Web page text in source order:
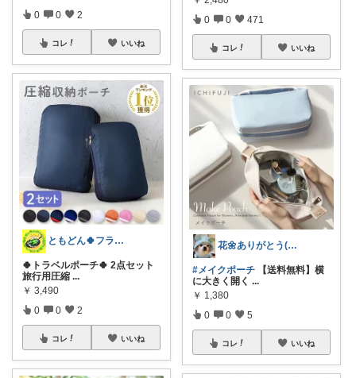
0 0 2
コレ いいね
ともどん🍀フライパン料理ある暮らし🍳
🍀トラベルポーチ🍀 2点セット
旅行用圧縮 ...
￥ 3,490
0 0 2
コレ いいね
0 0 471
コレ いいね
花🌼ありがとう(*･ω･)*_ _)ﾍ
#メイクポーチ 【送料無料】横
に大きく開く ...
￥ 1,380
0 0 5
コレ いいね